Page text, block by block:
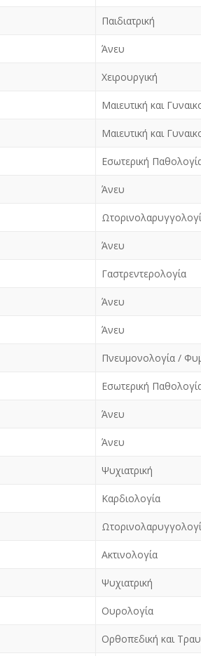
Παιδιατρική
Άνευ
Χειρουργική
Μαιευτική και
Μαιευτική και
Εσωτερική
Άνευ
Άνευ
Γαστρεντερολογία
Άνευ
Άνευ
Πνευμονολογία /
Εσωτερική
Άνευ
Άνευ
Ψυχιατρική
Καρδιολογία
Ακτινολογία
Ψυχιατρική
Ουρολογία
Ορθοπεδική και